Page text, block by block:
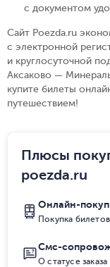
с документом
Сайт Poezda.ru
с электронной
и круглосуточной
Аксаково —
купите билеты
путешествием!
Плюсы
poezda.ru
Онлайн-
Покупка
Смс-
О статусе заказа